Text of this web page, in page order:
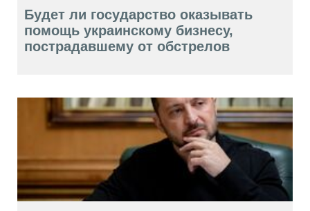
Будет ли государство оказывать
помощь украинскому бизнесу,
пострадавшему от обстрелов